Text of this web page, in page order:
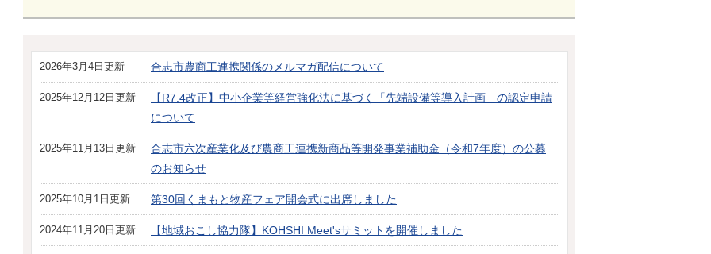
2026年3月4日更新 合志市農商工連携関係のメルマガ配信について
2025年12月12日更新
【R7.4改正】中小企業等経営強化法に基づく「先端設備等導入計画」の認定申請
について
2025年11月13日更新
合志市六次産業化及び農商工連携新商品等開発事業補助金（令和7年度）の公募
のお知らせ
2025年10月1日更新 第30回くまもと物産フェア開会式に出席しました
2024年11月20日更新 【地域おこし協力隊】KOHSHI Meet'sサミットを開催しました